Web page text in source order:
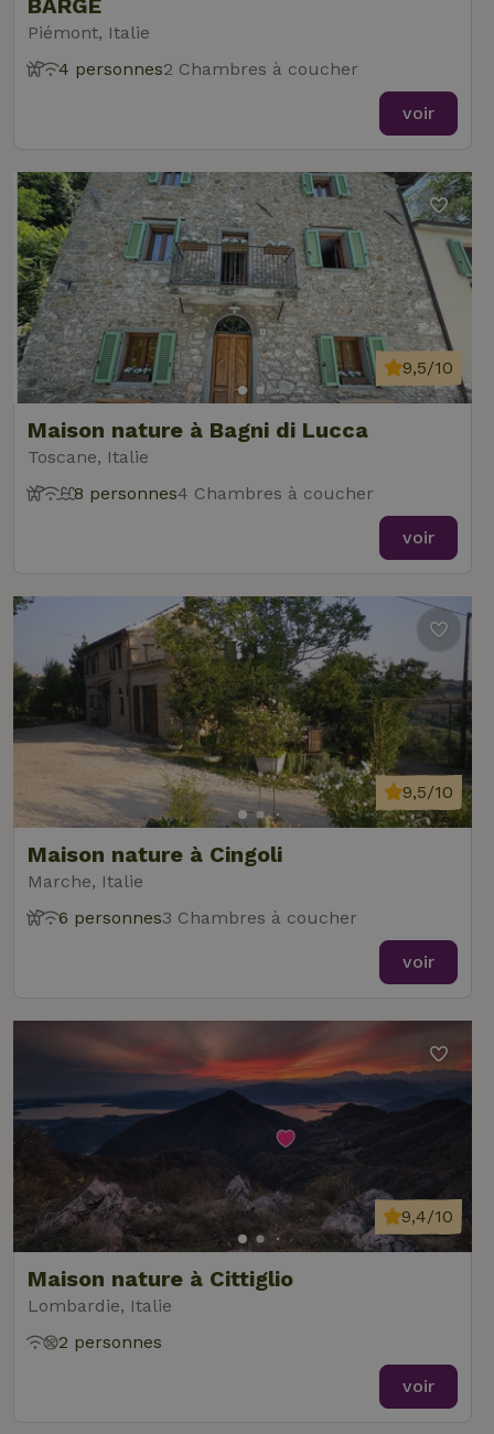
BARGE
Piémont, Italie
4 personnes2 Chambres à coucher
voir
Maison nature à Bagni di Lucca
Toscane, Italie
9,5/10
8 personnes4 Chambres à coucher
voir
Maison nature à Cingoli
Marche, Italie
9,5/10
6 personnes3 Chambres à coucher
voir
Maison nature à Cittiglio
Lombardie, Italie
9,4/10
2 personnes
voir